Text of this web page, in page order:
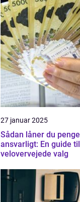
27 januar 2025
Sådan låner du penge
ansvarligt: En guide til
velovervejede valg